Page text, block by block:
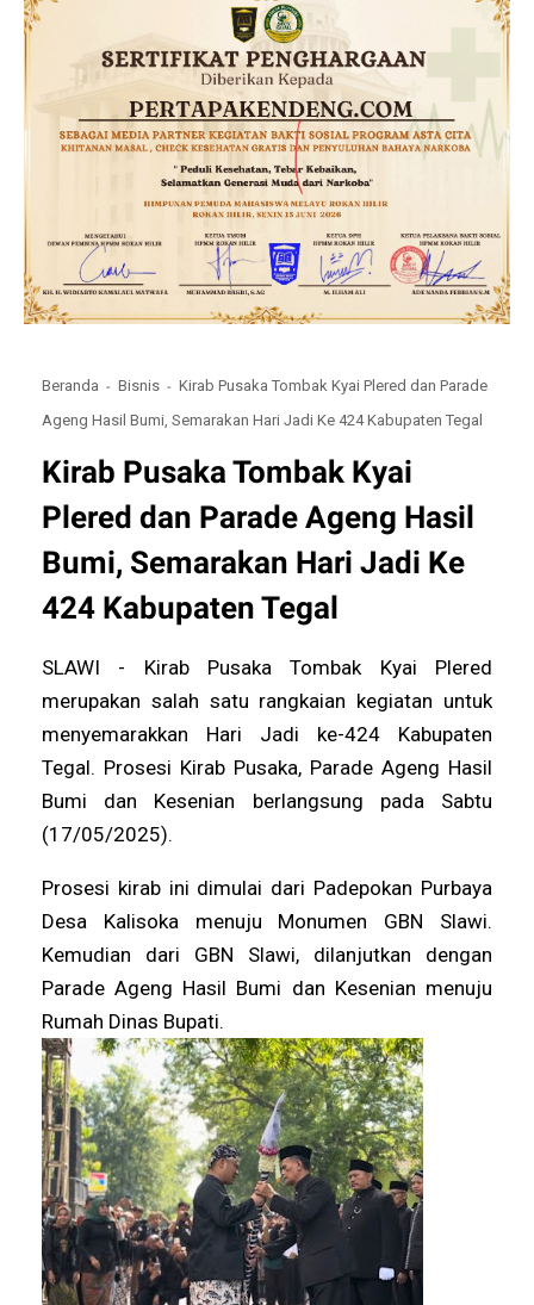
Beranda Bisnis
Kirab Pusaka Tombak Kyai Plered dan Parade
Ageng Hasil Bumi, Semarakan Hari Jadi Ke 424 Kabupaten Tegal
Kirab Pusaka Tombak Kyai
Plered dan Parade Ageng Hasil
Bumi, Semarakan Hari Jadi Ke
424 Kabupaten Tegal
SLAWI - Kirab Pusaka Tombak Kyai Plered
merupakan salah satu rangkaian kegiatan untuk
menyemarakkan Hari Jadi ke-424 Kabupaten
Tegal. Prosesi Kirab Pusaka, Parade Ageng Hasil
Bumi dan Kesenian berlangsung pada Sabtu
(17/05/2025).
Prosesi kirab ini dimulai dari Padepokan Purbaya
Desa Kalisoka menuju Monumen GBN Slawi.
Kemudian dari GBN Slawi, dilanjutkan dengan
Parade Ageng Hasil Bumi dan Kesenian menuju
Rumah Dinas Bupati.